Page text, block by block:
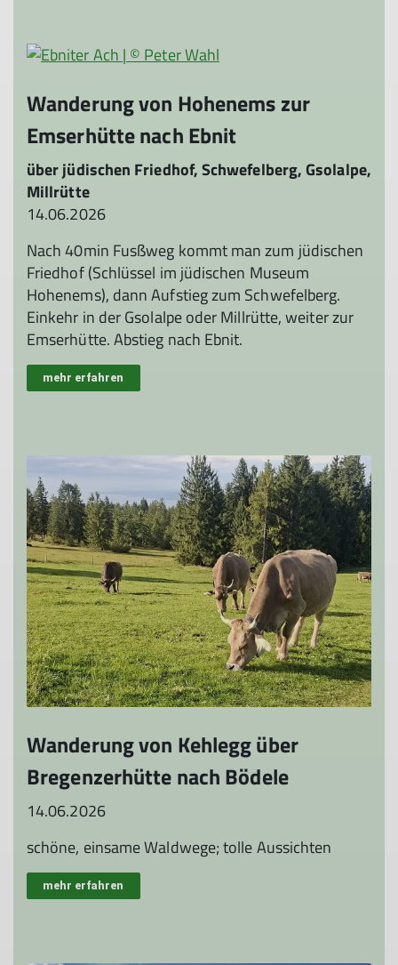
Wanderung von Hohenems zur
Emserhütte nach Ebnit
über jüdischen Friedhof, Schwefelberg, Gsolalpe,
Millrütte
14.06.2026
Nach 40min Fusßweg kommt man zum jüdischen
Friedhof (Schlüssel im jüdischen Museum
Hohenems), dann Aufstieg zum Schwefelberg.
Einkehr in der Gsolalpe oder Millrütte, weiter zur
Emserhütte. Abstieg nach Ebnit.
mehr erfahren
Wanderung von Kehlegg über
Bregenzerhütte nach Bödele
14.06.2026
schöne, einsame Waldwege; tolle Aussichten
mehr erfahren